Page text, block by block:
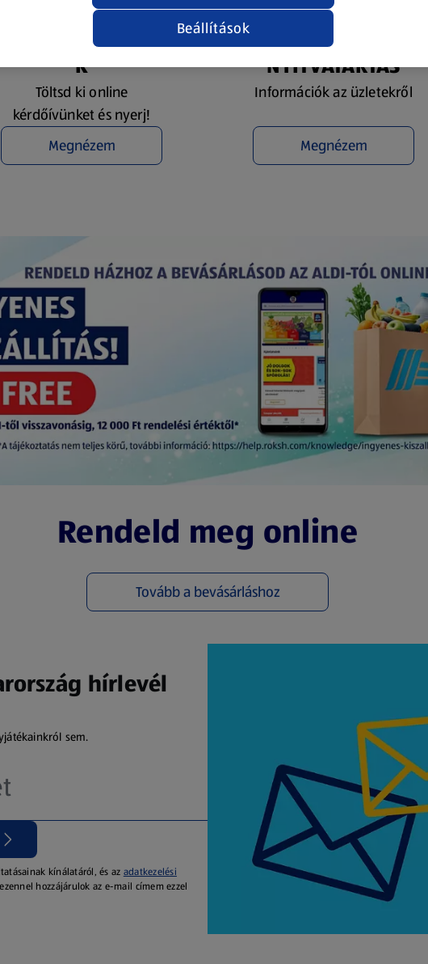
NYEREMÉNYJÁTÉ
K
Töltsd ki online
kérdőívünket és nyerj!
Megnézem
ÜZLETKERESŐ ÉS
NYITVATARTÁS
Információk az üzletekről
Megnézem
Rendeld meg online
Tovább a bevásárláshoz
(új oldalon nyílik meg)
hírlevél
sem.
kínálatáról, és az adatkezelési
hozzájárulok az e-mail címem ezzel
Beállítások